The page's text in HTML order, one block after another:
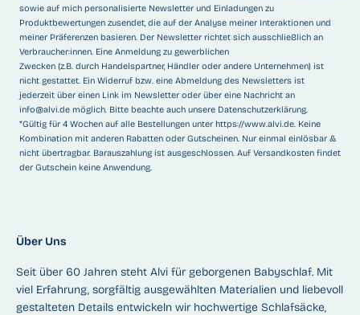
sowie auf mich personalisierte Newsletter und Einladungen zu
Produktbewertungen zusendet, die auf der Analyse meiner Interaktionen und
meiner Präferenzen basieren. Der Newsletter richtet sich ausschließlich an
Verbraucher:innen. Eine Anmeldung zu gewerblichen
Zwecken (z.B. durch Handelspartner, Händler oder andere Unternehmen) ist
nicht gestattet. Ein Widerruf bzw. eine Abmeldung des Newsletters ist
jederzeit über einen Link im Newsletter oder über eine Nachricht an
info@alvi.de möglich. Bitte beachte auch unsere Datenschutzerklärung.
*Gültig für 4 Wochen auf alle Bestellungen unter https://www.alvi.de. Keine
Kombination mit anderen Rabatten oder Gutscheinen. Nur einmal einlösbar &
nicht übertragbar. Barauszahlung ist ausgeschlossen. Auf Versandkosten findet
der Gutschein keine Anwendung.
Über Uns
Seit über 60 Jahren steht Alvi für geborgenen Babyschlaf. Mit
viel Erfahrung, sorgfältig ausgewählten Materialien und liebevoll
gestalteten Details entwickeln wir hochwertige Schlafsäcke,